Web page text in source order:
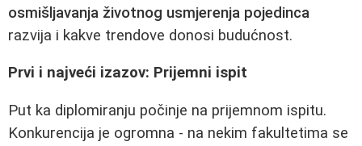
osmišljavanja životnog usmjerenja pojedinca
razvija i kakve trendove donosi budućnost.
Prvi i najveći izazov: Prijemni ispit
Put ka diplomiranju počinje na prijemnom ispitu.
Konkurencija je ogromna - na nekim fakultetima se